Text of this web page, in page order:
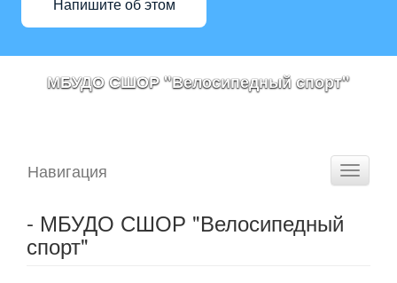
Напишите об этом
МБУДО СШОР "Велосипедный спорт"
Toggle
Навигация
- МБУДО СШОР "Велосипедный
спорт"